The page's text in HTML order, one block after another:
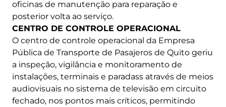
oficinas de manutenção para reparação e
posterior volta ao serviço.
CENTRO DE CONTROLE OPERACIONAL
O centro de controle operacional da Empresa
Pública de Transporte de Pasajeros de Quito geriu
a inspeção, vigilância e monitoramento de
instalações, terminais e paradass através de meios
audiovisuais no sistema de televisão em circuito
fechado, nos pontos mais críticos, permitindo